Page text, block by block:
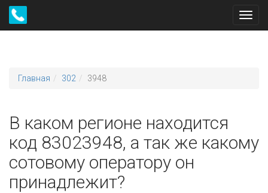
Главная 302 3948
В каком регионе находится
код 83023948, а так же какому
сотовому оператору он
принадлежит?